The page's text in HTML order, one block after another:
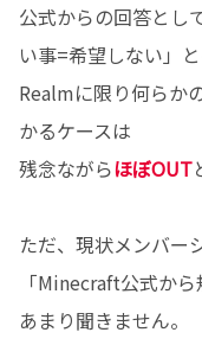
公式からの回答とし
い事=希望しない」
Realmに限り何らか
かるケースは
残念ながらほぼOUT
ただ、現状メンバー
「Minecraft公式か
あまり聞きません。